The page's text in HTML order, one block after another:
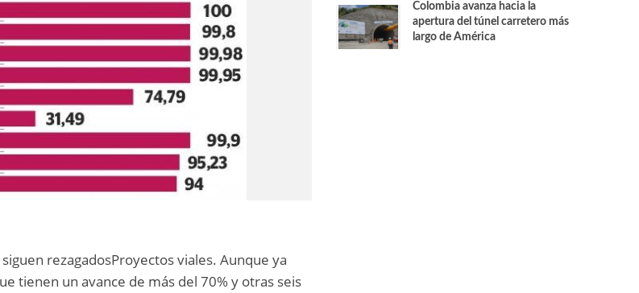
rezagadosProyectos viales. Aunque ya
tienen un avance de más del 70% y otras seis
Colombia avanza hacia la
apertura del túnel carretero más
largo de América